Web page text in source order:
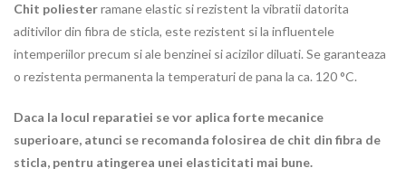
Chit poliesterramane elastic si rezistent la vibratii datorita
aditivilor din fibra de sticla, este rezistent si la influentele
intemperiilor precum si ale benzinei si acizilor diluati. Se garanteaza
o rezistenta permanenta la temperaturi de pana la ca. 120 °C.
Daca la locul reparatiei se vor aplica forte mecanice
superioare, atunci se recomanda folosirea de chit din fibra de
sticla, pentru atingerea unei elasticitati mai bune.